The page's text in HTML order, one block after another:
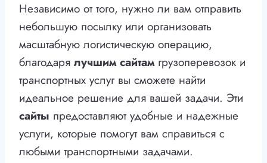
Независимо от того, нужно ли вам отправить
небольшую посылку или организовать
масштабную логистическую операцию,
благодаря лучшим сайтамгрузоперевозок и
транспортных услуг вы сможете найти
идеальное решение для вашей задачи. Эти
сайты предоставляют удобные и надежные
услуги, которые помогут вам справиться с
любыми транспортными задачами.